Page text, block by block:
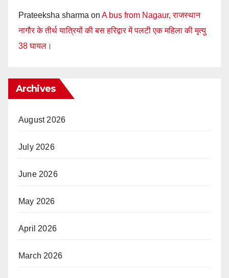
Prateeksha sharma on A bus from Nagaur, राजस्थान
नागौर के तीर्थ यात्रियों की बस हरिद्वार में पलटी एक महिला की मृत्यु
38 घायल।
Archives
August 2026
July 2026
June 2026
May 2026
April 2026
March 2026